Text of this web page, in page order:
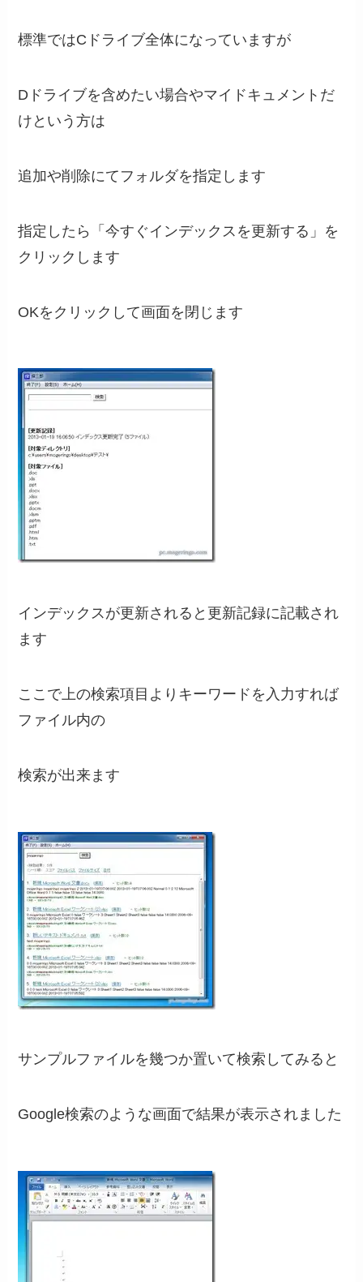
標準ではCドライブ全体になっていますが
Dドライブを含めたい場合やマイドキュメントだ
けという方は
追加や削除にてフォルダを指定します
指定したら「今すぐインデックスを更新する」を
クリックします
OKをクリックして画面を閉じます
インデックスが更新されると更新記録に記載され
ます
ここで上の検索項目よりキーワードを入力すれば
ファイル内の
検索が出来ます
サンプルファイルを幾つか置いて検索してみると
Google検索のような画面で結果が表示されました